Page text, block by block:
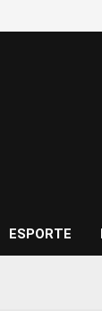
ESPORTE